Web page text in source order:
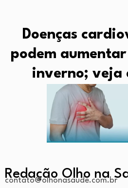
Doenças
podem
inverno; veja
Redação Olho na
contato@olhonasaude.com.br